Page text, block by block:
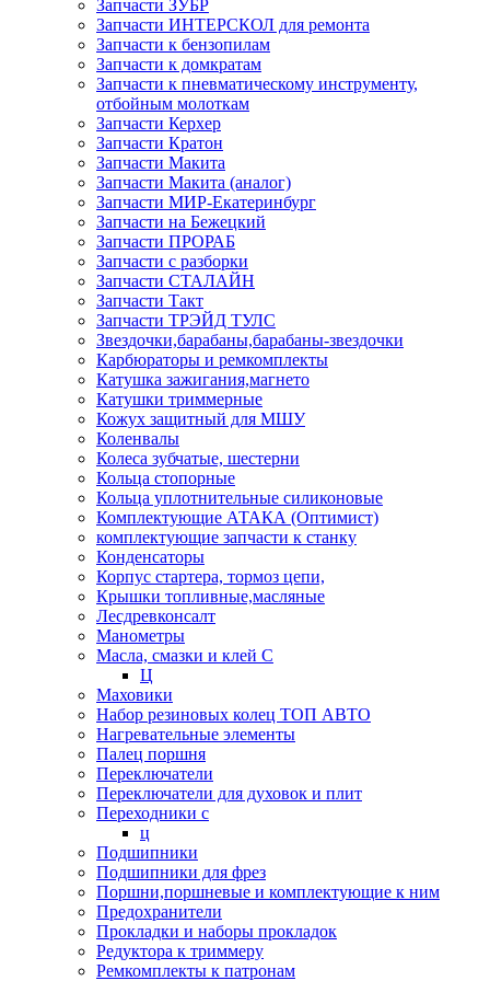
Запчасти ЗУБР
Запчасти ИНТЕРСКОЛ для ремонта
Запчасти к бензопилам
Запчасти к домкратам
Запчасти к пневматическому инструменту,
отбойным молоткам
Запчасти Керхер
Запчасти Кратон
Запчасти Макита
Запчасти Макита (аналог)
Запчасти МИР-Екатеринбург
Запчасти на Бежецкий
Запчасти ПРОРАБ
Запчасти с разборки
Запчасти СТАЛАЙН
Запчасти Такт
Запчасти ТРЭЙД ТУЛС
Звездочки,барабаны,барабаны-звездочки
Карбюраторы и ремкомплекты
Катушка зажигания,магнето
Катушки триммерные
Кожух защитный для МШУ
Коленвалы
Колеса зубчатые, шестерни
Кольца стопорные
Кольца уплотнительные силиконовые
Комплектующие АТАКА (Оптимист)
комплектующие запчасти к станку
Конденсаторы
Корпус стартера, тормоз цепи,
Крышки топливные,масляные
Лесдревконсалт
Манометры
Масла, смазки и клей С
Ц
Маховики
Набор резиновых колец ТОП АВТО
Нагревательные элементы
Палец поршня
Переключатели
Переключатели для духовок и плит
Переходники с
ц
Подшипники
Подшипники для фрез
Поршни,поршневые и комплектующие к ним
Предохранители
Прокладки и наборы прокладок
Редуктора к триммеру
Ремкомплекты к патронам